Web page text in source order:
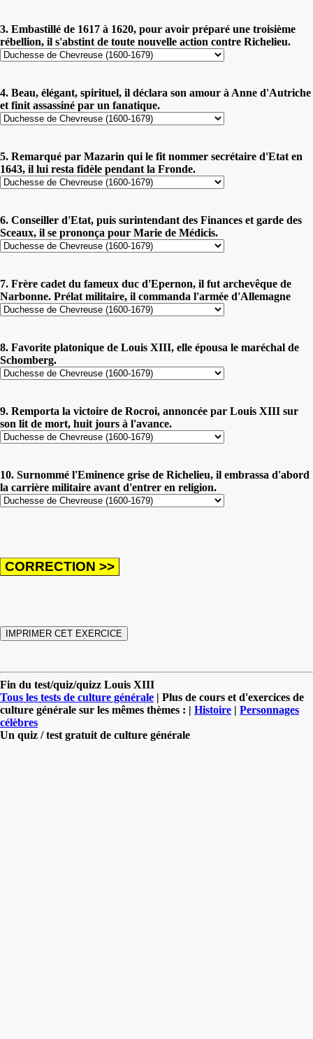
3. Embastillé de 1617 à 1620, pour avoir préparé une troisième
rébellion, il s'abstint de toute nouvelle action contre Richelieu.
4. Beau, élégant, spirituel, il déclara son amour à Anne d'Autriche
et finit assassiné par un fanatique.
5. Remarqué par Mazarin qui le fit nommer secrétaire d'Etat en
1643, il lui resta fidèle pendant la Fronde.
6. Conseiller d'Etat, puis surintendant des Finances et garde des
Sceaux, il se prononça pour Marie de Médicis.
7. Frère cadet du fameux duc d'Epernon, il fut archevêque de
Narbonne. Prélat militaire, il commanda l'armée d'Allemagne
8. Favorite platonique de Louis XIII, elle épousa le maréchal de
Schomberg.
9. Remporta la victoire de Rocroi, annoncée par Louis XIII sur
son lit de mort, huit jours à l'avance.
10. Surnommé l'Eminence grise de Richelieu, il embrassa d'abord
la carrière militaire avant d'entrer en religion.
Fin du test/quiz/quizz Louis XIII
Tous les tests de culture générale | Plus de cours et d'exercices de
culture générale sur les mêmes thèmes : | Histoire | Personnages
célèbres
Un quiz / test gratuit de culture générale